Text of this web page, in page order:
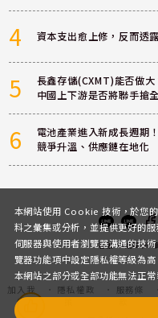
4 資本支出愈上修，反而透
5
長鑫存儲(CXMT)能否做
中國上下游是否將聯手搶
6
電池產業進入新成長週期
競爭升溫、供應鏈在地化
客服 討論區粉絲
加入我
們
隱私權政
服務條
本網站使用 Cookie 技術，於您
料之彙集或分析，並提供更好的
伺服器與使用者瀏覽器溝通的技
覽器功能項中設定隱私權等級為
本網站之部分或全部功能無法正常